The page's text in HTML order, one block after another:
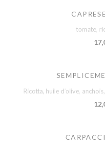
tomate,
Ricotta, huile d’olive,